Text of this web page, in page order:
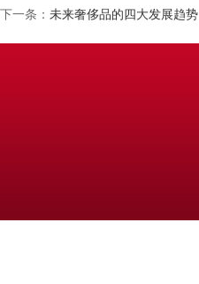
下一条： 未来奢侈品的四大发展趋势